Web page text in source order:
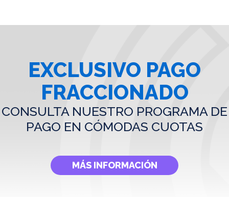
EXCLUSIVO PAGO
FRACCIONADO
CONSULTA NUESTRO PROGRAMA DE
PAGO EN CÓMODAS CUOTAS
MÁS INFORMACIÓN